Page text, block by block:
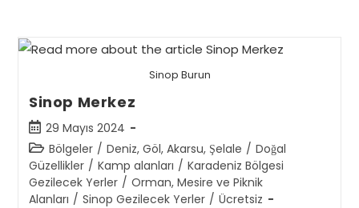
Sinop Burun
Sinop Merkez
Post
published:
29 Mayıs 2024
Post
category:
Bölgeler / Deniz, Göl, Akarsu, Şelale / Doğal
Güzellikler / Kamp alanları / Karadeniz Bölgesi
Gezilecek Yerler / Orman, Mesire ve Piknik
Alanları / Sinop Gezilecek Yerler / Ücretsiz